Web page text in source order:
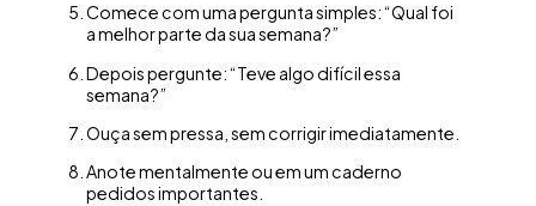
Comece com uma pergunta simples: “Qual foi
a melhor parte da sua semana?”
Depois pergunte: “Teve algo difícil essa
semana?”
Ouça sem pressa, sem corrigir imediatamente.
Anote mentalmente ou em um caderno
pedidos importantes.